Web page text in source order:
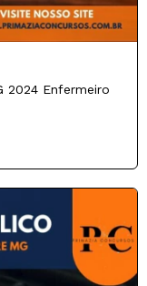
2024 Enfermeiro